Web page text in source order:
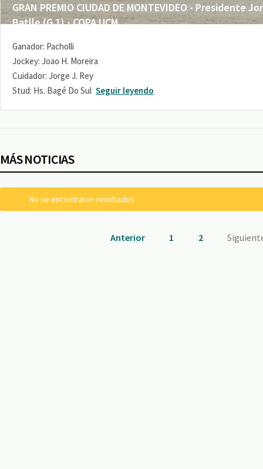
GRAN PREMIO CIUDAD DE MONTEVIDEO - Presidente
Batlle (G 1) - COPA UCM
Ganador: Pacholli
Jockey: Joao H. Moreira
Cuidador: Jorge J. Rey
Stud: Hs. Bagé Do Sul Seguir leyendo
MÁS NOTICIAS
No se encontraron resultados
Anterior 1 2